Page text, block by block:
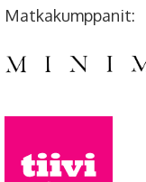
Matkakumppanit: